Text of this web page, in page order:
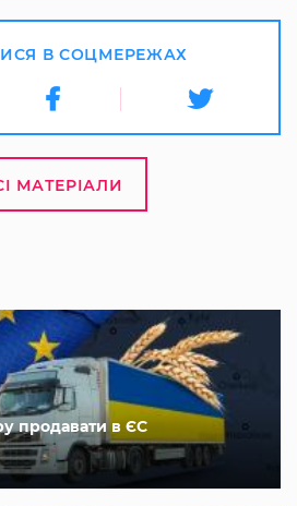
В СОЦМЕРЕЖАХ
МАТЕРІАЛИ
продавати в ЄС